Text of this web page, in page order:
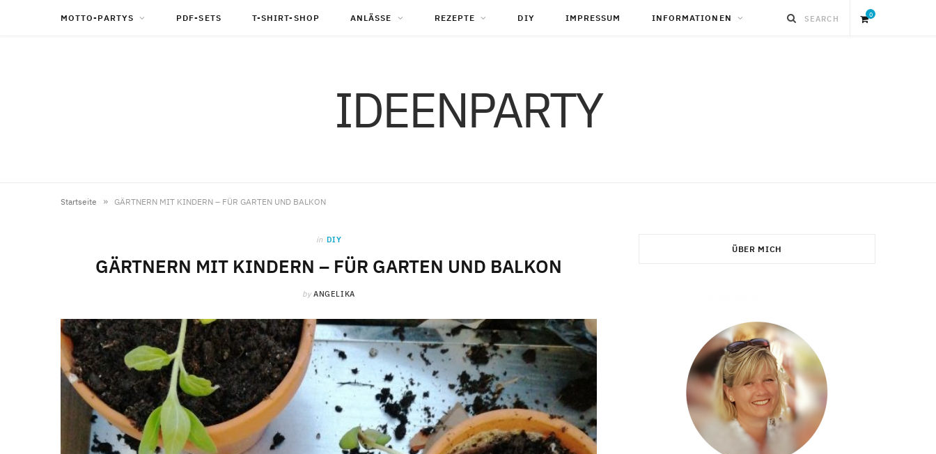
MOTTO-PARTYS PDF-SETS T-SHIRT-SHOP ANLÄSSE REZEPTE DIY IMPRESSUM INFORMATIONEN 0
IDEENPARTY
Startseite » GÄRTNERN MIT KINDERN – FÜR GARTEN UND BALKON
in DIY
GÄRTNERN MIT KINDERN – FÜR GARTEN UND BALKON
by ANGELIKA
ÜBER MICH